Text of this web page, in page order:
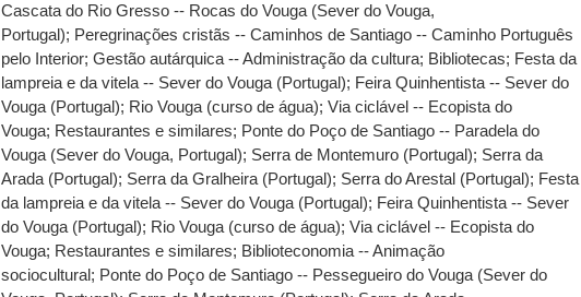
Cascata do Rio Gresso -- Rocas do Vouga (Sever do Vouga,
Portugal); Peregrinações cristãs -- Caminhos de Santiago -- Caminho Português
pelo Interior;Gestão autárquica -- Administração da cultura; Bibliotecas; Festa da
lampreia e da vitela -- Sever do Vouga (Portugal); Feira Quinhentista -- Sever do
Vouga (Portugal); Rio Vouga (curso de água);Via ciclável -- Ecopista do
Vouga; Restaurantes e similares; Ponte do Poço de Santiago -- Paradela do
Vouga (Sever do Vouga, Portugal); Serra de Montemuro (Portugal); Serra da
Arada (Portugal); Serra da Gralheira (Portugal); Serra do Arestal (Portugal); Festa
da lampreia e da vitela -- Sever do Vouga (Portugal); Feira Quinhentista -- Sever
do Vouga (Portugal); Rio Vouga (curso de água);Via ciclável -- Ecopista do
Vouga; Restaurantes e similares; Biblioteconomia -- Animação
sociocultural; Ponte do Poço de Santiago -- Pessegueiro do Vouga (Sever do